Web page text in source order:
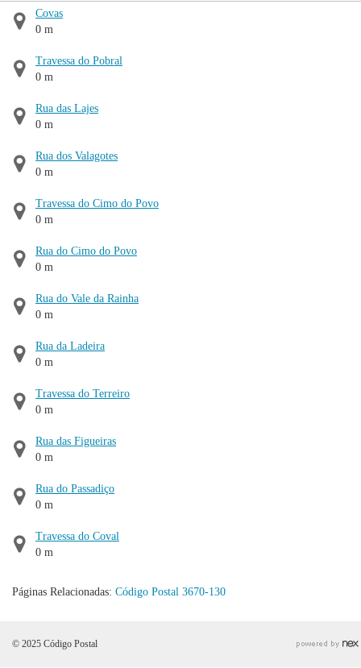
Covas
0 m
Travessa do Pobral
0 m
Rua das Lajes
0 m
Rua dos Valagotes
0 m
Travessa do Cimo do Povo
0 m
Rua do Cimo do Povo
0 m
Rua do Vale da Rainha
0 m
Rua da Ladeira
0 m
Travessa do Terreiro
0 m
Rua das Figueiras
0 m
Rua do Passadiço
0 m
Travessa do Coval
0 m
Páginas Relacionadas: Código Postal 3670-130
© 2025 Código Postal